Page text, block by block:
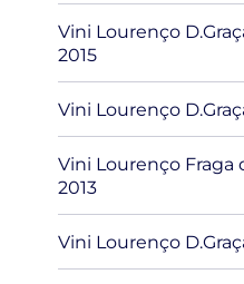
Vini Lourenço
2015
Vini Lourenço
Vini Lourenço Fraga
2013
Vini Lourenço